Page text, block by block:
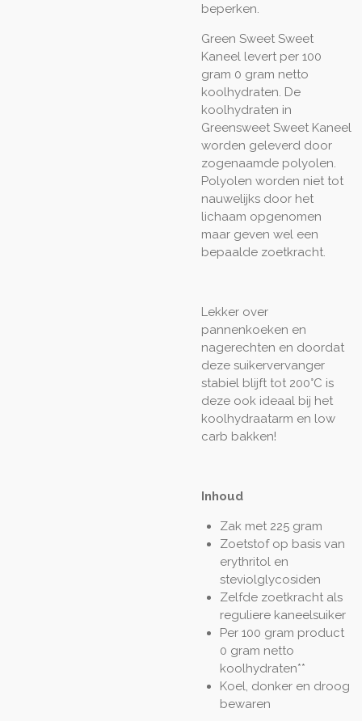
beperken.
Green Sweet Sweet
Kaneel levert per 100
gram 0 gram netto
koolhydraten. De
koolhydraten in
Greensweet Sweet Kaneel
worden geleverd door
zogenaamde polyolen.
Polyolen worden niet tot
nauwelijks door het
lichaam opgenomen
maar geven wel een
bepaalde zoetkracht.
Lekker over
pannenkoeken en
nagerechten en doordat
deze suikervervanger
stabiel blijft tot 200°C is
deze ook ideaal bij het
koolhydraatarm en low
carb bakken!
Inhoud
Zak met 225 gram
Zoetstof op basis van
erythritol en
steviolglycosiden
Zelfde zoetkracht als
reguliere kaneelsuiker
Per 100 gram product
0 gram netto
koolhydraten**
Koel, donker en droog
bewaren